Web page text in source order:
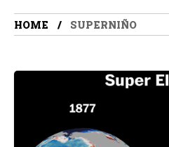
HOME SUPERNIÑO